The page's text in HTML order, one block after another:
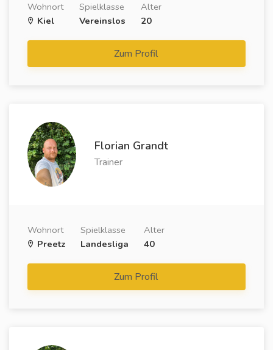
Wohnort
Kiel
Spielklasse
Vereinslos
Alter
20
Zum Profil
Florian Grandt
Trainer
Wohnort
Preetz
Spielklasse
Landesliga
Alter
40
Zum Profil